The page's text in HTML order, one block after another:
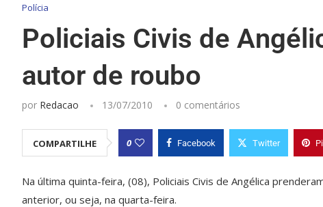
Polícia
Policiais Civis de
autor de roubo
por Redacao 13/07/2010 0 comentários
COMPARTILHE 0 Facebook Twitter
Na última quinta-feira, (08), Policiais Civis de Angélica
anterior, ou seja, na quarta-feira.